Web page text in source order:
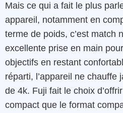
Mais ce qui a fait le plus
appareil, notamment en
terme de poids, c’est match
excellente prise en main
objectifs en restant
réparti, l’appareil ne chauffe
de 4k. Fuji fait le choix
compact que le format